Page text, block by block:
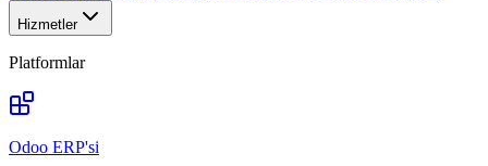
Hizmetler
Platformlar
Odoo ERP'si